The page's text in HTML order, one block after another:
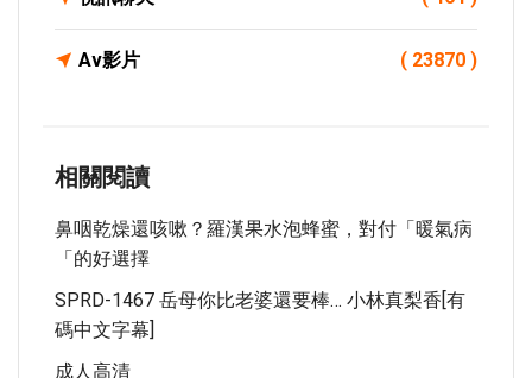
Av影片 ( 23870 )
相關閱讀
鼻咽乾燥還咳嗽？羅漢果水泡蜂蜜，對付「暖氣病
「的好選擇
SPRD-1467 岳母你比老婆還要棒… 小林真梨香[有
碼中文字幕]
成人高清